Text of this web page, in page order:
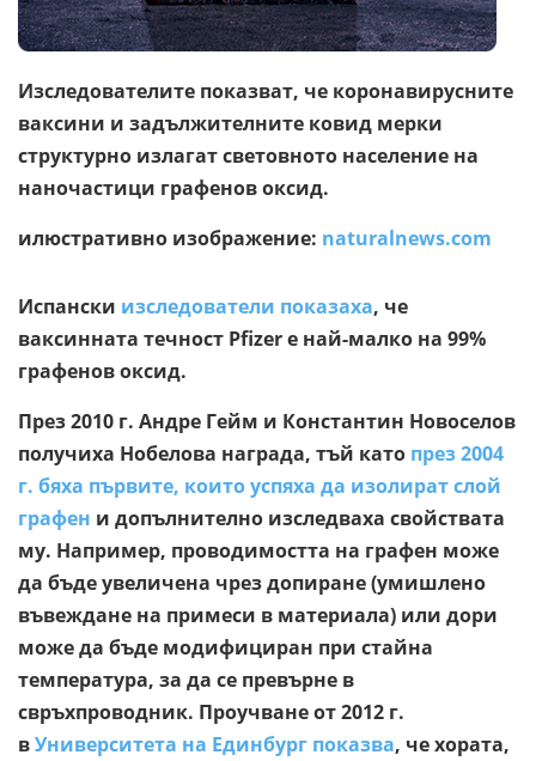
Изследователите показват, че коронавирусните
ваксини и задължителните ковид мерки
структурно излагат световното население на
наночастици графенов оксид.
илюстративно изображение: naturalnews.com
Испански изследователи показаха, че
ваксинната течност Pfizer е най-малко на 99%
графенов оксид.
През 2010 г. Андре Гейм и Константин Новоселов
получиха Нобелова награда, тъй като през 2004
г. бяха първите, които успяха да изолират слой
графен и допълнително изследваха свойствата
му. Например, проводимостта на графен може
да бъде увеличена чрез допиране (умишлено
въвеждане на примеси в материала) или дори
може да бъде модифициран при стайна
температура, за да се превърне в
свръхпроводник. Проучване от 2012 г.
вУниверситета на Единбург показва, че хората,